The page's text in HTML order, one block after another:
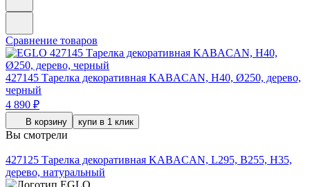
Сравнение товаров
427145 Тарелка декоративная KABACAN, H40, Ø250, дерево,
черный
4 890 ₽
В корзину купи в 1 клик
Вы смотрели
427125 Тарелка декоративная KABACAN, L295, B255, H35,
дерево, натуральный